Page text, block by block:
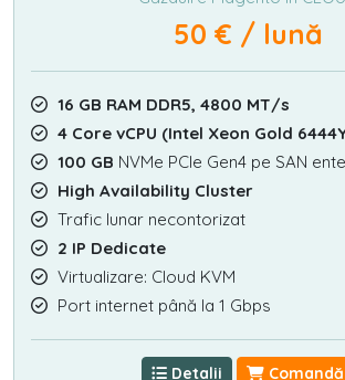
50 € / lună
16 GB RAM DDR5, 4800 MT/s
4 Core vCPU (Intel Xeon Gold
100 GB NVMe PCIe Gen4 pe SAN
High Availability Cluster
Trafic lunar necontorizat
2 IP Dedicate
Virtualizare: Cloud KVM
Port internet până la 1 Gbps
Detalii Comandă